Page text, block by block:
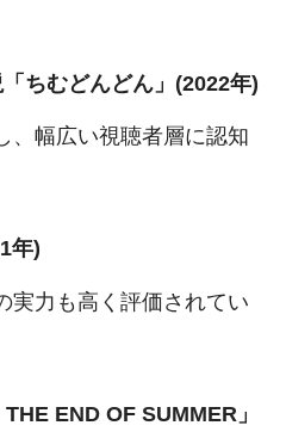
ちむどんどん」(2022年)
、幅広い視聴者層に認知
年)
実力も高く評価されてい
END OF SUMMER」